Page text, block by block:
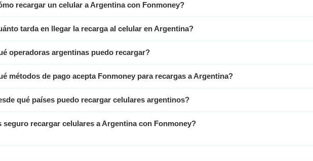
recargar un celular a Argentina con Fonmoney?
tarda en llegar la recarga al celular en Argentina?
operadoras argentinas puedo recargar?
métodos de pago acepta Fonmoney para recargas a Argentina?
qué países puedo recargar celulares argentinos?
seguro recargar celulares a Argentina con Fonmoney?